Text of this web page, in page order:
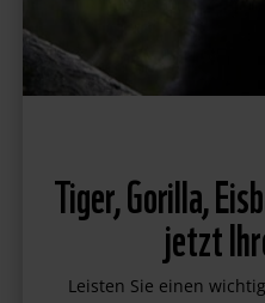
Tiger, Gorilla,
jetzt
Leisten Sie einen